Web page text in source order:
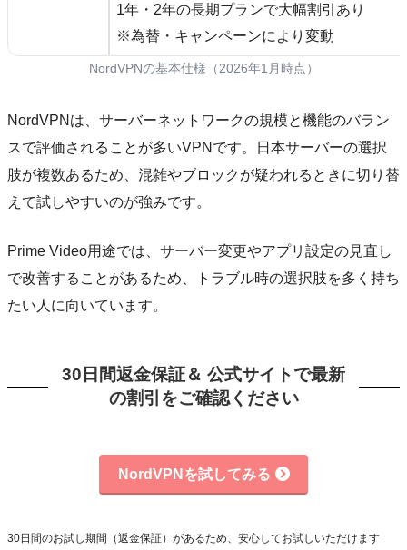
1年・2年の長期プランで大幅割引あり
※為替・キャンペーンにより変動
NordVPNの基本仕様（2026年1月時点）
NordVPNは、サーバーネットワークの規模と機能のバラン
スで評価されることが多いVPNです。日本サーバーの選択
肢が複数あるため、混雑やブロックが疑われるときに切り替
えて試しやすいのが強みです。
Prime Video用途では、サーバー変更やアプリ設定の見直し
で改善することがあるため、トラブル時の選択肢を多く持ち
たい人に向いています。
30日間返金保証＆ 公式サイトで最新
の割引をご確認ください
NordVPNを試してみる
30日間のお試し期間（返金保証）があるため、安心してお試しいただけます